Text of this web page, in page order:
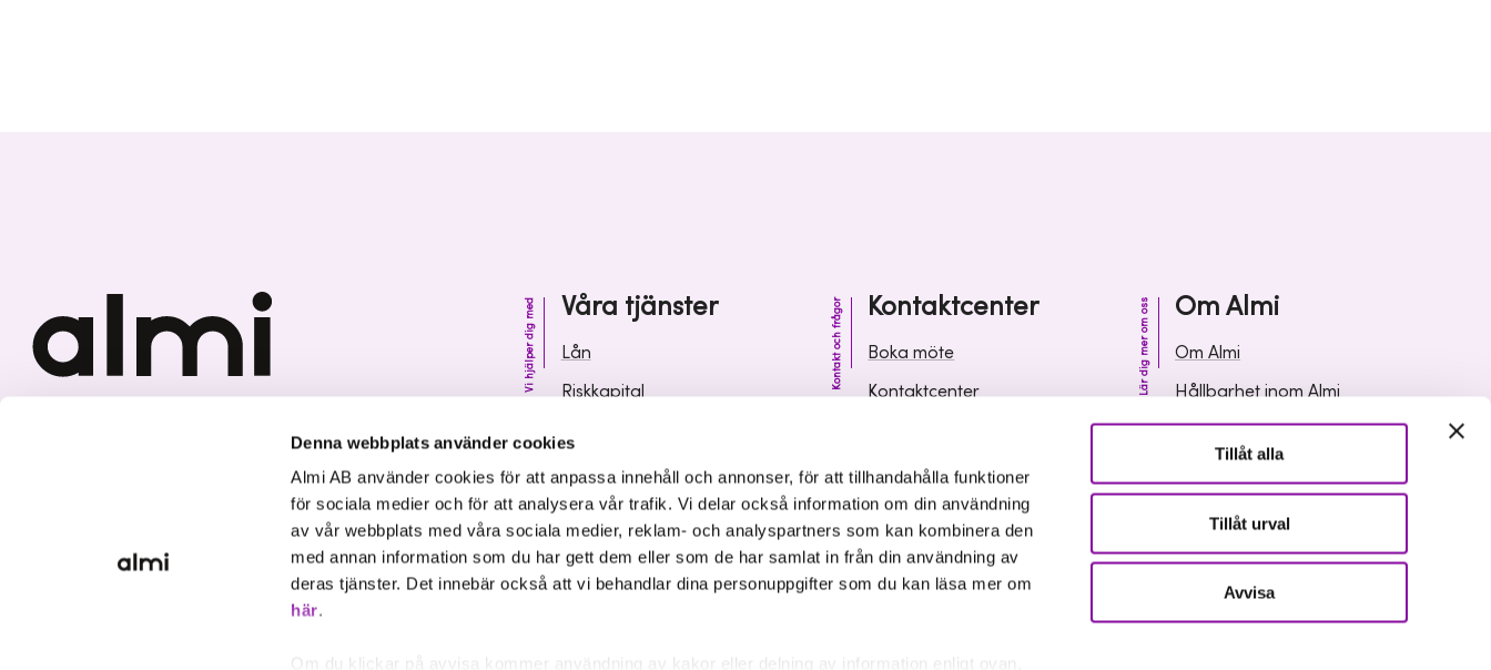
Denna webbplats använder cookies
Almi AB använder cookies för att anpassa innehåll och annonser, för att tillhandahålla funktioner
för sociala medier och för att analysera vår trafik. Vi delar också information om din användning
av vår webbplats med våra sociala medier, reklam- och analyspartners som kan kombinera den
med annan information som du har gett dem eller som de har samlat in från din användning av
deras tjänster. Det innebär också att vi behandlar dina personuppgifter som du kan läsa mer om
här.
Om du klickar på avvisa kommer användning av kakor eller delning av information enligt ovan,
Tillåt alla
Tillåt urval
Avvisa
Våra tjänster
Vi hjälper dig med
Lån
Riskkapital
Kunskap och inspiration
Kontaktcenter
Kontakt och frågor
Boka möte
Kontaktcenter
Leverantörsinformation
Om Almi
Lär dig mer om oss
Om Almi
Hållbarhet inom Almi
Organisation
Media och press